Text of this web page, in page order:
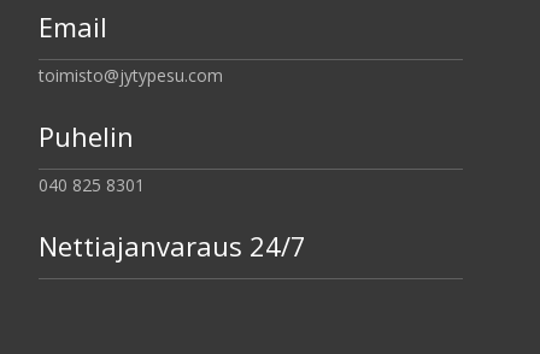
Email
toimisto@jytypesu.com
Puhelin
040 825 8301
Nettiajanvaraus 24/7